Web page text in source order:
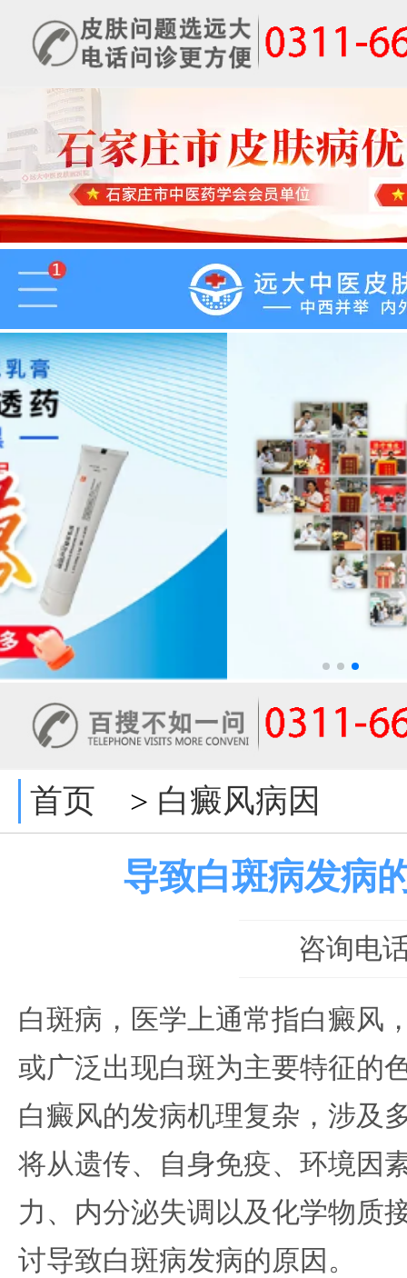
首页 > 白癜风病因
导致白斑病发病
咨询电
白斑病，医学上通常指白癜风
或广泛出现白斑为主要特征的
白癜风的发病机理复杂，涉及
将从遗传、自身免疫、环境因
力、内分泌失调以及化学物质
讨导致白斑病发病的原因。